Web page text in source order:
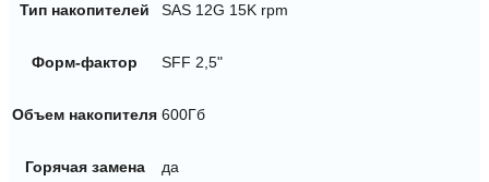
Тип накопителей SAS 12G 15K rpm
Форм-фактор SFF 2,5"
Объем накопителя 600Гб
Горячая замена да